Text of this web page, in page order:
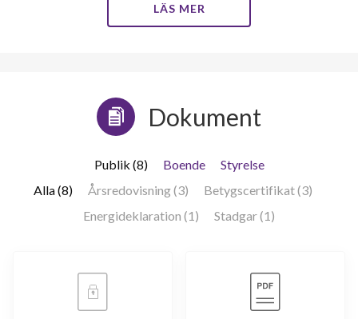
LÄS MER
Dokument
Publik (8) Boende
Styrelse
Alla (8)
Årsredovisning (3)
Betygscertifikat (3)
Energideklaration (1)
Stadgar (1)